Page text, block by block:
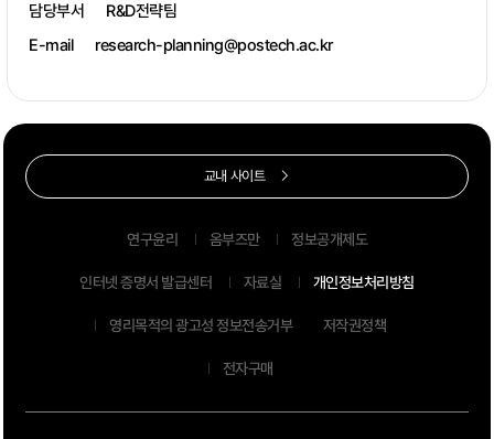
담당부서
R&D전략팀
E-mail
research-planning@postech.ac.kr
연구윤리 옴부즈만 정보공개제도
인터넷 증명서 발급센터 자료실 개인정보처리방침
영리목적의 광고성 정보전송거부 저작권정책
전자구매
교내 사이트